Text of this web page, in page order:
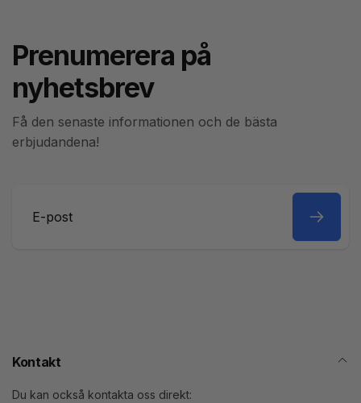
Prenumerera på
nyhetsbrev
Få den senaste informationen och de bästa
erbjudandena!
Kontakt
Du kan också kontakta oss direkt: